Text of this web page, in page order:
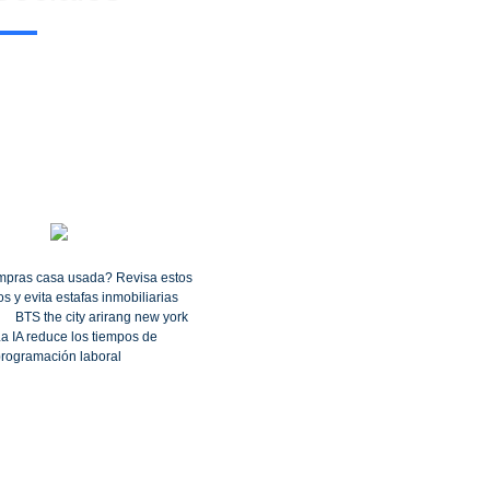
casa usada? Revisa estos
y evita estafas inmobiliarias
BTS the city arirang new york
IA reduce los tiempos de
laboral